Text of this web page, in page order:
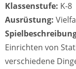
Klassenstufe: K-8
Ausrüstung:
Einrichten von
verschiedene